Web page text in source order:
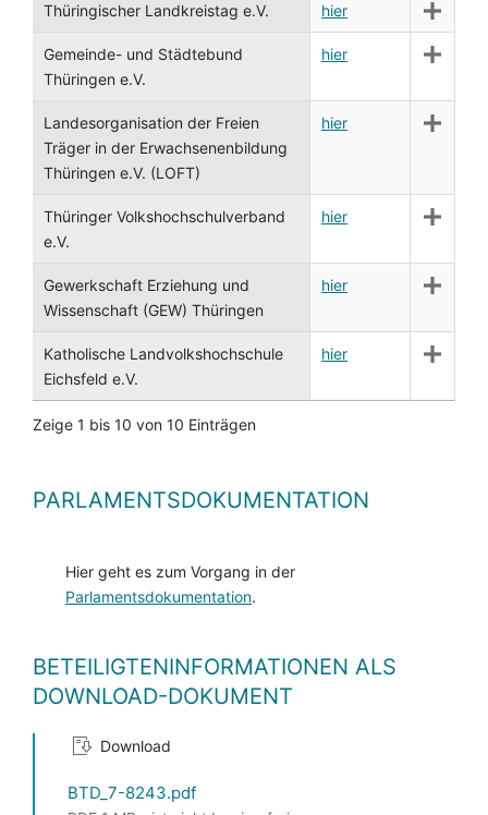
Thüringischer Landkreistag e.V. hier
Gemeinde- und Städtebund
Thüringen e.V.
hier
Landesorganisation der Freien
Träger in der Erwachsenenbildung
Thüringen e.V. (LOFT)
hier
Thüringer Volkshochschulverband
e.V.
hier
Gewerkschaft Erziehung und
Wissenschaft (GEW) Thüringen
hier
Katholische Landvolkshochschule
Eichsfeld e.V.
hier
Zeige 1 bis 10 von 10 Einträgen
PARLAMENTSDOKUMENTATION
Hier geht es zum Vorgang in der
Parlamentsdokumentation.
BETEILIGTENINFORMATIONEN ALS
DOWNLOAD-DOKUMENT
Download
BTD_7-8243.pdf